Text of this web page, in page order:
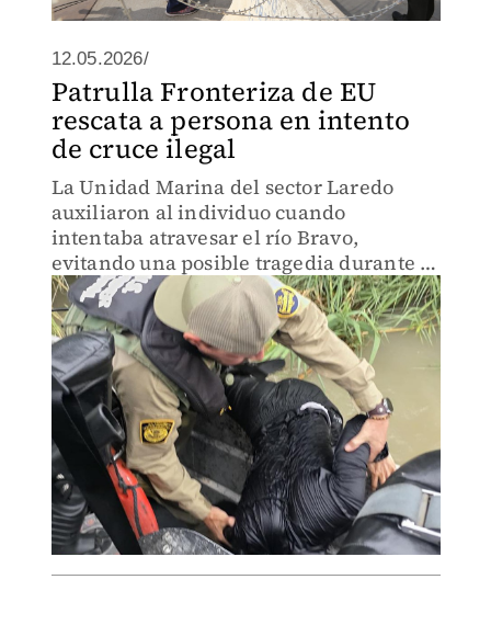
12.05.2026/
Patrulla Fronteriza de EU
rescata a persona en intento
de cruce ilegal
La Unidad Marina del sector Laredo
auxiliaron al individuo cuando
intentaba atravesar el río Bravo,
evitando una posible tragedia durante el
cruce irregular hacia Estados Unidos.